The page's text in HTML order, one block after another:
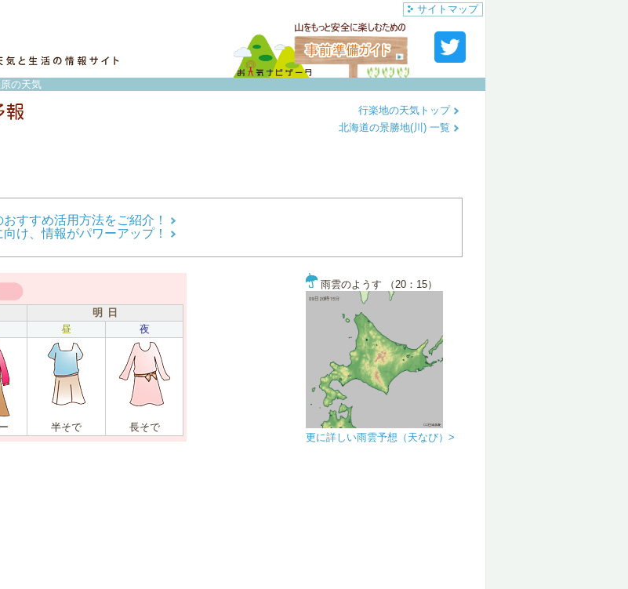
サイトマップ
の天気
行楽地の天気トップ
北海道の景勝地(川) 一覧
すすめ活用方法をご紹介！
け、情報がパワーアップ！
明 日
昼 夜
半そで 長そで
雨雲のようす （20：15）
更に詳しい雨雲予想（天なび）>